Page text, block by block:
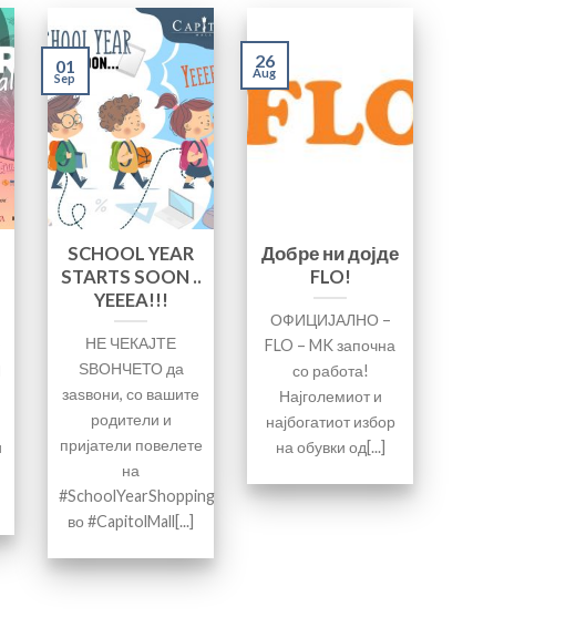
SCHOOL YEAR
STARTS SOON ..
YEEEA!!!
НЕ ЧЕКАЈТЕ
ЅВОНЧЕТО да
заѕвони, со вашите
родители и
пријатели повелете
на
#SchoolYearShopping
во #CapitolMall[...]
01
Sep
Добре ни дојде
FLO!
ОФИЦИЈАЛНО –
FLO – MK започна
со работа!
Најголемиот и
најбогатиот избор
на обувки од[...]
26
Aug